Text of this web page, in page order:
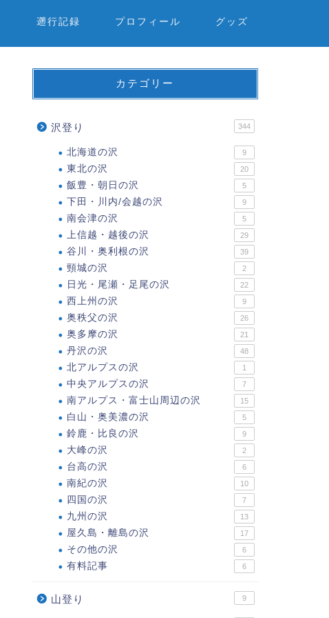
遡行記録 プロフィール グッズ
カテゴリー
沢登り 344
北海道の沢 9
東北の沢 20
飯豊・朝日の沢 5
下田・川内/会越の沢 9
南会津の沢 5
上信越・越後の沢 29
谷川・奥利根の沢 39
頸城の沢 2
日光・尾瀬・足尾の沢 22
西上州の沢 9
奥秩父の沢 26
奥多摩の沢 21
丹沢の沢 48
北アルプスの沢 1
中央アルプスの沢 7
南アルプス・富士山周辺の沢 15
白山・奥美濃の沢 5
鈴鹿・比良の沢 9
大峰の沢 2
台高の沢 6
南紀の沢 10
四国の沢 7
九州の沢 13
屋久島・離島の沢 17
その他の沢 6
有料記事 6
山登り 9